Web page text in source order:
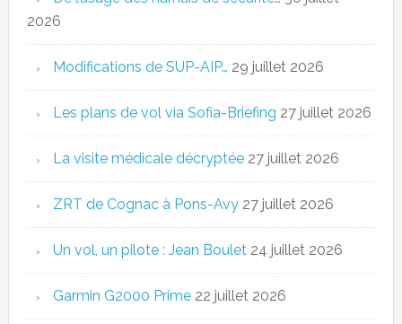
2026
Modifications de SUP-AIP… 29 juillet 2026
Les plans de vol via Sofia-Briefing 27 juillet 2026
La visite médicale décryptée 27 juillet 2026
ZRT de Cognac à Pons-Avy 27 juillet 2026
Un vol, un pilote : Jean Boulet 24 juillet 2026
Garmin G2000 Prime 22 juillet 2026